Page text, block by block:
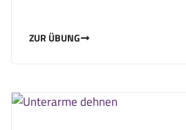
ZUR ÜBUNG